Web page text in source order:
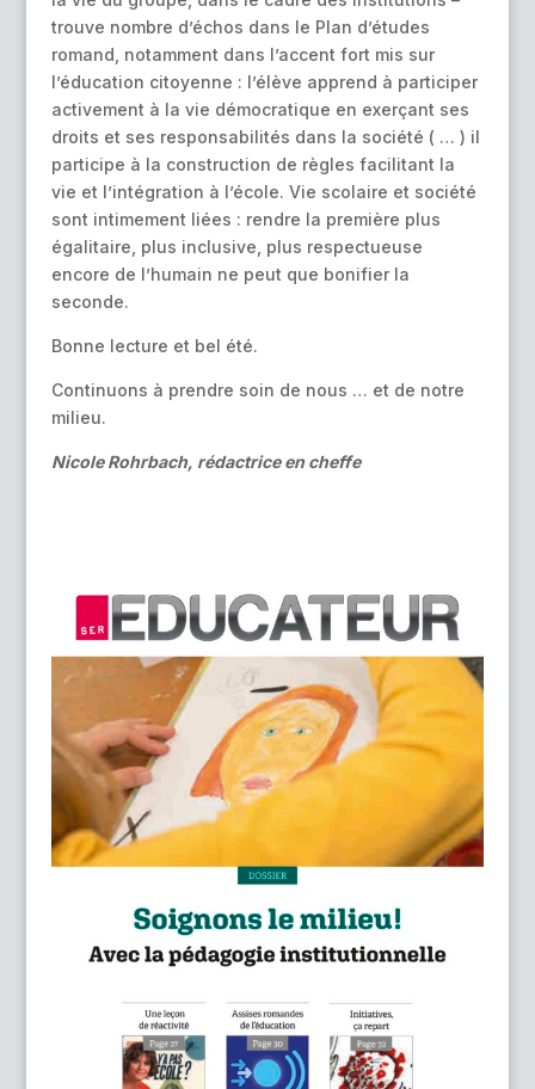
trouve nombre d’échos dans le Plan d’études
romand, notamment dans l’accent fort mis sur
l’éducation citoyenne : l’élève apprend à participer
activement à la vie démocratique en exerçant ses
droits et ses responsabilités dans la société ( … ) il
participe à la construction de règles facilitant la
vie et l’intégration à l’école. Vie scolaire et société
sont intimement liées : rendre la première plus
égalitaire, plus inclusive, plus respectueuse
encore de l’humain ne peut que bonifier la
seconde.
Bonne lecture et bel été.
Continuons à prendre soin de nous … et de notre
milieu.
Nicole Rohrbach, rédactrice en cheffe